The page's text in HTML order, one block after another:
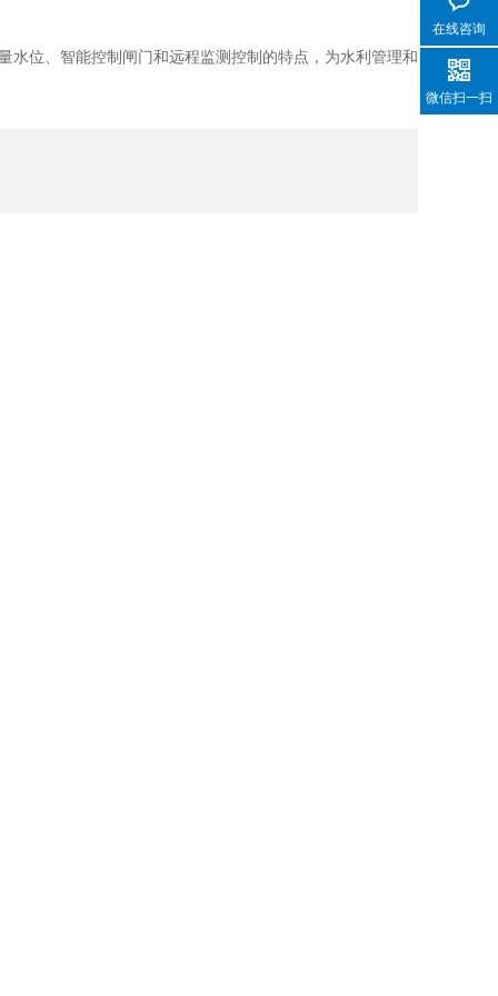
水位、智能控制闸门和远程监测控制的特点，为水利管理和
在线咨询
微信扫一扫